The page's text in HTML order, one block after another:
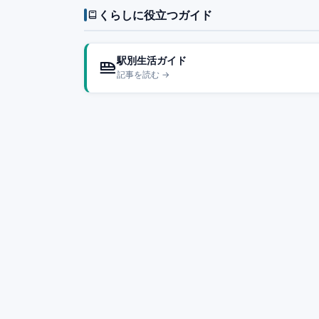
くらしに役立つガイド
駅別生活ガイド
記事を読む →